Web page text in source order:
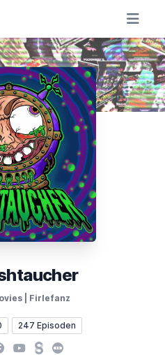
| Firlefanz
247 Episoden
YouTube
SteadyLetterboxd